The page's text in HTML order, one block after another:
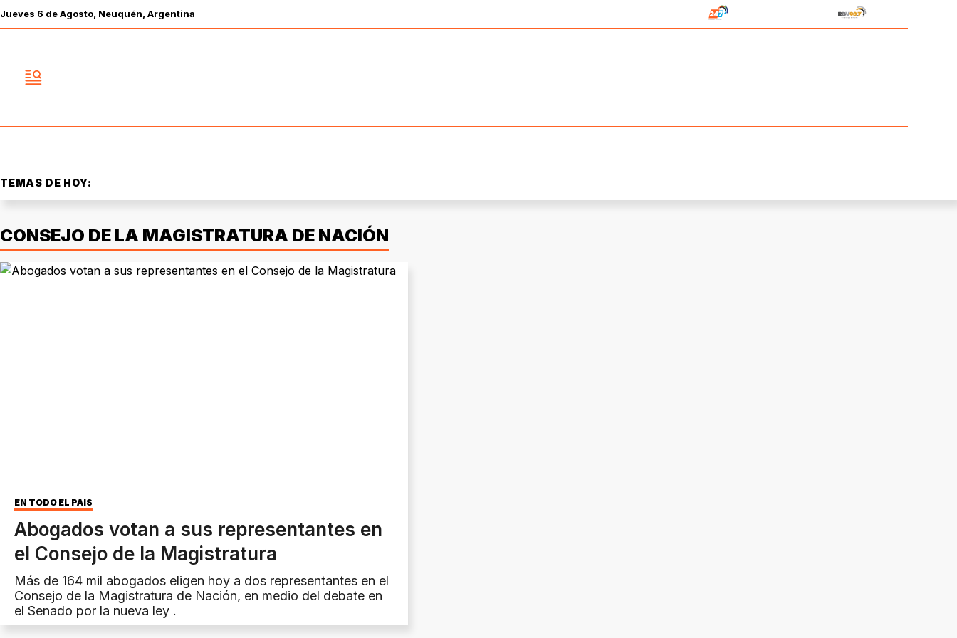
Jueves 6 deAgosto , Neuquén, Argentina
TEMAS DE HOY:
CONSEJO DE LA MAGISTRATURA DE NACIÓN
EN TODO EL PAÍS
Abogados votan a sus representantes en
el Consejo de la Magistratura
Más de 164 mil abogados eligen hoy a dos representantes en el
Consejo de la Magistratura de Nación, en medio del debate en
el Senado por la nueva ley .